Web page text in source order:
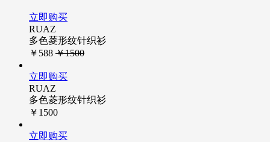
立即购买
RUAZ
多色菱形纹针织衫
￥588 ￥1500
立即购买
RUAZ
多色菱形纹针织衫
￥1500
立即购买